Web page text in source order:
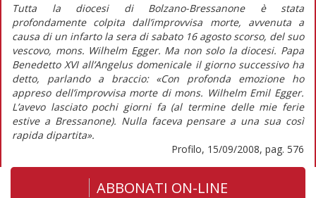
Tutta la diocesi di Bolzano-Bressanone è stata
profondamente colpita dall’improvvisa morte, avvenuta a
causa di un infarto la sera di sabato 16 agosto scorso, del suo
vescovo, mons. Wilhelm Egger. Ma non solo la diocesi. Papa
Benedetto XVI all’Angelus domenicale il giorno successivo ha
detto, parlando a braccio: «Con profonda emozione ho
appreso dell’improvvisa morte di mons. Wilhelm Emil Egger.
L’avevo lasciato pochi giorni fa (al termine delle mie ferie
estive a Bressanone). Nulla faceva pensare a una sua così
rapida dipartita».
Profilo, 15/09/2008, pag. 576
ABBONATI ON-LINE